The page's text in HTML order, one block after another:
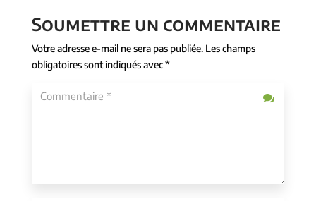
Soumettre un commentaire
Votre adresse e-mail ne sera pas publiée. Les champs
obligatoires sont indiqués avec*